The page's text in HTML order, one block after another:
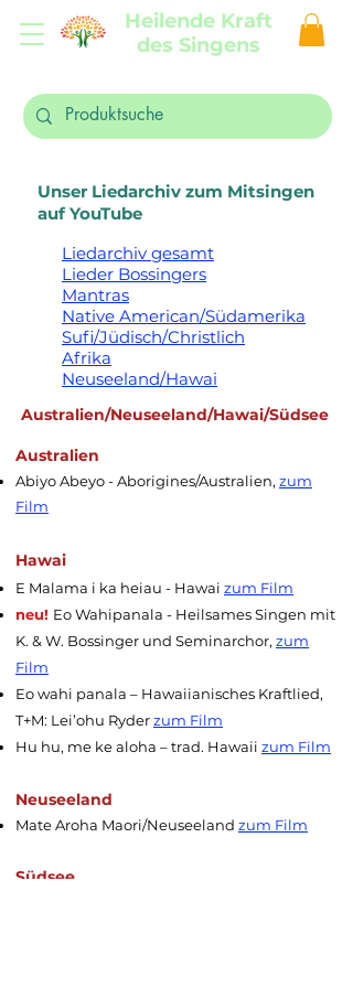
Heilende Kraft
des Singens
Unser Liedarchiv zum Mitsingen
auf YouTube
Liedarchiv gesamt
Lieder Bossingers
Mantras
Native American/Südamerika
Sufi/Jüdisch/Christlich
Afrika
Neuseeland/Hawai
Australien/Neuseeland/Hawai/Südsee
Australien
Abiyo Abeyo - Aborigines/Australien, zum
Film
Hawai
E Malama i ka heiau - Hawai zum Film
neu! Eo Wahipanala - Heilsames Singen mit
K. & W. Bossinger und Seminarchor, zum
Film
Eo wahi panala – Hawaiianisches Kraftlied,
T+M: Lei’ohu Ryderzum Film
Hu hu, me ke aloha – trad. Hawaii zum Film
​Neuseeland
Mate Aroha Maori/Neuseeland zum Film
Südsee